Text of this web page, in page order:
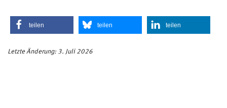
teilen teilen teilen
Letzte Änderung: 3. Juli 2026